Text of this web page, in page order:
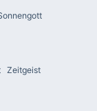
Zeitgeist